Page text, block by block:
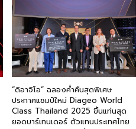
“ดิอาจิโอ” ฉลองค่ำคืนสุดพิเศษ
ประกาศแชมป์ใหม่ Diageo World
Class Thailand 2025 ขึ้นแท่นสุด
ยอดบาร์เทนเดอร์ ตัวแทนประเทศไทย